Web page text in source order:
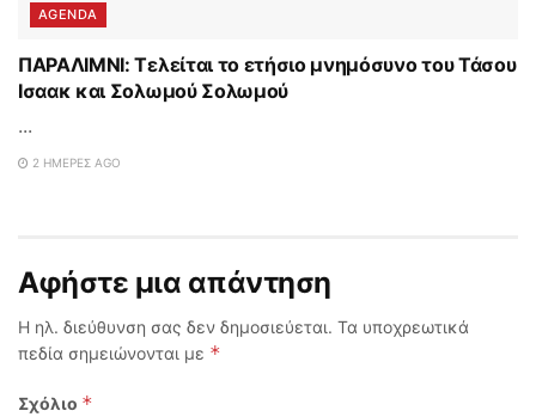
AGENDA
ΠΑΡΑΛΙΜΝΙ: Τελείται το ετήσιο μνημόσυνο του Τάσου
Ισαακ και Σολωμού Σολωμού
...
2 ΗΜΈΡΕΣ AGO
Αφήστε μια απάντηση
Η ηλ. διεύθυνση σας δεν δημοσιεύεται. Τα υποχρεωτικά
πεδία σημειώνονται με *
Σχόλιο *